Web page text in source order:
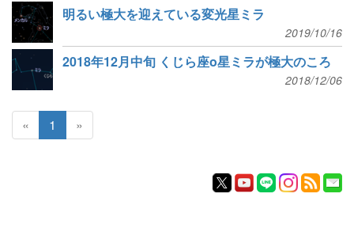
明るい極大を迎えている変光星ミラ
2019/10/16
2018年12月中旬 くじら座ο星ミラが極大のころ
2018/12/06
« 1 »